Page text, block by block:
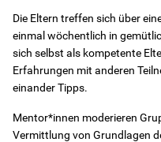
Stadtteilmütter
Familienratsbüro
Ein-Eltern-Familien -
Die Eltern treffen sich über
einmal wöchentlich in
sich selbst als kompetente
Erfahrungen mit anderen
einander Tipps.
Mentor*innen moderieren
Vermittlung von Grundlagen